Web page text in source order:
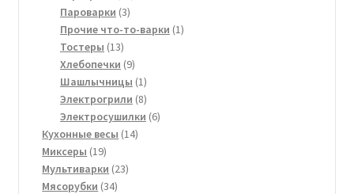
Пароварки 33
товара
Прочие что-то-варки 11
Тостеры 1313
товаров
Хлебопечки 99
товаров
Шашлычницы 11
товар
Электрогрили 88
товаров
Электросушилки 66
Кухонные весы 1414
Миксеры 1919
товаров
Мультиварки 2323
Мясорубки 3434